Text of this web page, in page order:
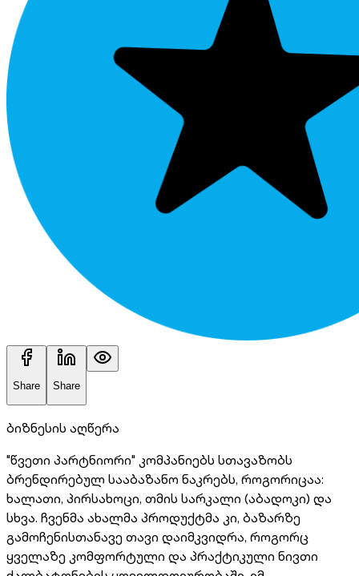
Share Share
ბიზნესის აღწერა
"წვეთი პარტნიორი" კომპანიებს სთავაზობს
ბრენდირებულ სააბაზანო ნაკრებს, როგორიცაა:
ხალათი, პირსახოცი, თმის სარკალი (აბადოკი) და
სხვა. ჩვენმა ახალმა პროდუქტმა კი, ბაზარზე
გამოჩენისთანავე თავი დაიმკვიდრა, როგორც
ყველაზე კომფორტული და პრაქტიკული ნივთი